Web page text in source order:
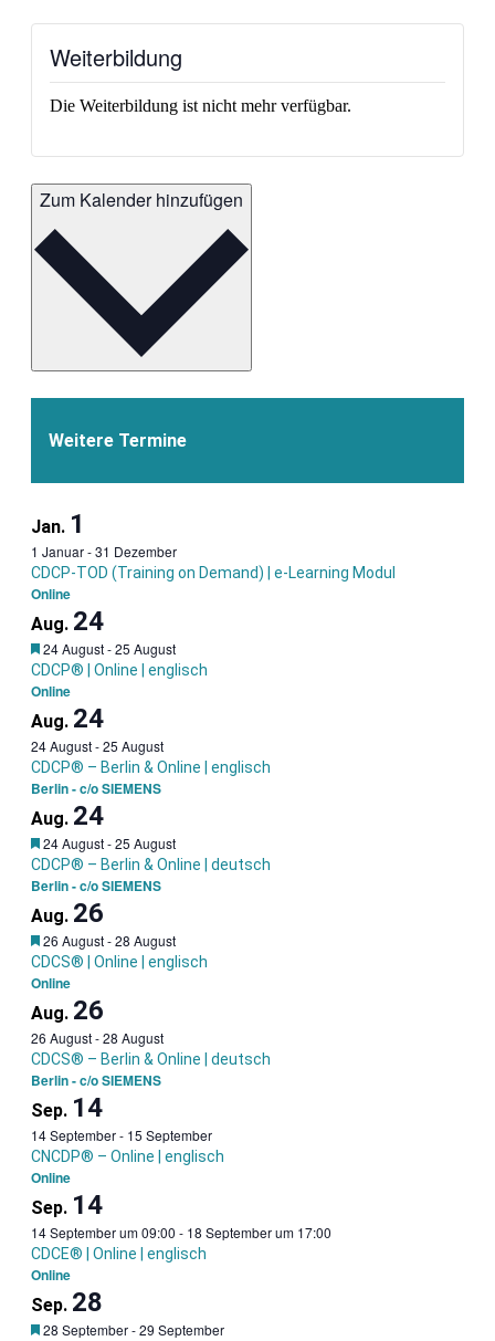
Weiterbildung
Die Weiterbildung ist nicht mehr verfügbar.
Weitere Termine
Jan. 1
1 Januar-31 Dezember
CDCP-TOD (Training on Demand) | e-Learning Modul
Online
Aug. 24
Garantietermin
24 August-25 August
CDCP® | Online | englisch
Online
Aug. 24
24 August-25 August
CDCP® – Berlin & Online | englisch
Berlin - c/o SIEMENS
Aug. 24
Garantietermin
24 August-25 August
CDCP® – Berlin & Online | deutsch
Berlin - c/o SIEMENS
Aug. 26
Garantietermin
26 August-28 August
CDCS® | Online | englisch
Online
Aug. 26
26 August-28 August
CDCS® – Berlin & Online | deutsch
Berlin - c/o SIEMENS
Sep. 14
14 September- 15 September
CNCDP® – Online | englisch
Online
Sep. 14
14 September um 09:00 - 18 September um 17:00
CDCE® | Online | englisch
Online
Sep. 28
Garantietermin
28 September-29 September